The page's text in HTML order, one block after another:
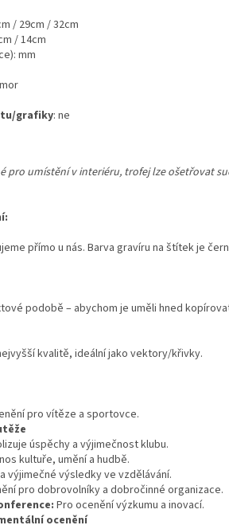
/ 29cm / 32cm
/ 14cm
mm
grafiky: ne
pro umístění v interiéru, trofej lze ošetřovat
přímo u nás. Barva gravíru na štítek je
podobě – abychom je uměli hned
kvalitě, ideální jako vektory/křivky.
pro vítěze a sportovce.
úspěchy a výjimečnost klubu.
kultuře, umění a hudbě.
výjimečné výsledky ve vzdělávání.
pro dobrovolníky a dobročinné organizace.
Pro ocenění výzkumu a inovací.
ocenění